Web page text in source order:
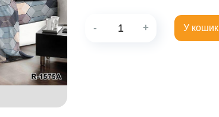
- + У кошик